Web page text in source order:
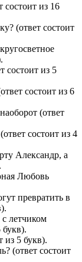
состоит из 16
(ответ состоит
состоит из 5
состоит из 6
(ответ
состоит из 4
Александр, а
Любовь
превратить в
летчиком
букв).
из 5 букв).
(ответ состоит